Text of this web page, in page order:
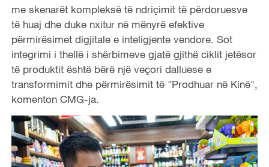
me skenarët kompleksë të ndriçimit të përdoruesve
të huaj dhe duke nxitur në mënyrë efektive
përmirësimet digjitale e inteligjente vendore. Sot
integrimi i thellë i shërbimeve gjatë gjithë ciklit jetësor
të produktit është bërë një veçori dalluese e
transformimit dhe përmirësimit të "Prodhuar në Kinë",
komenton CMG-ja.